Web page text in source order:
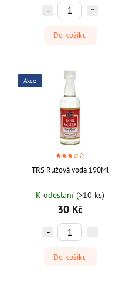
Do košíku
Akce
TRS Ružová voda 190Ml
K odeslaní (>10 ks)
30 Kč
Do košíku